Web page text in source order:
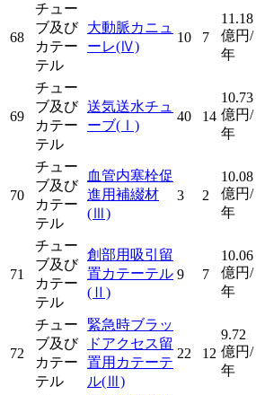
68
チュー
ブ及び
カテー
テル
大動脈カニュ
ーレ(Ⅳ)
10 7
11.18
億円/
年
69
チュー
ブ及び
カテー
テル
送気送水チュ
ーブ(Ⅰ)
40 14
10.73
億円/
年
70
チュー
ブ及び
カテー
テル
血管内塞栓促
進用補綴材
(Ⅲ)
3 2
10.08
億円/
年
71
チュー
ブ及び
カテー
テル
創部用吸引留
置カテーテル
(Ⅱ)
9 7
10.06
億円/
年
72
チュー
ブ及び
カテー
テル
緊急時ブラッ
ドアクセス留
置用カテーテ
ル(Ⅲ)
22 12
9.72
億円/
年